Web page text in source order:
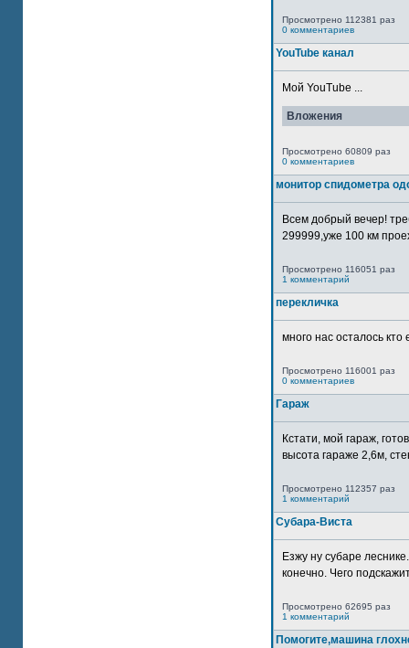
Просмотрено 112381 раз
0 комментариев
YouTube канал
Мой YouTube ...
Вложения
Просмотрено 60809 раз
0 комментариев
монитор спидометра
Всем добрый вечер!
299999,уже 100 км
Просмотрено 116051 раз
1 комментарий
перекличка
много нас осталось
Просмотрено 116001 раз
0 комментариев
Гараж
Кстати, мой гараж,
высота гараже 2,6м,
Просмотрено 112357 раз
1 комментарий
Субара-Виста
Езжу ну субаре
конечно. Чего
Просмотрено 62695 раз
1 комментарий
Помогите,машина